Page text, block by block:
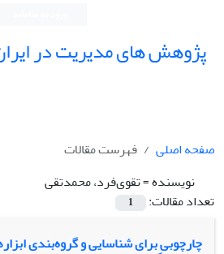
پژوهش های مدیریت در
صفحه اصلی
فهرست مقالات
نویسنده =تقوی‌فرد، محمدتقی
تعداد مقالات:
1
چارچوبی برای شناسایی و گروه‌بندی